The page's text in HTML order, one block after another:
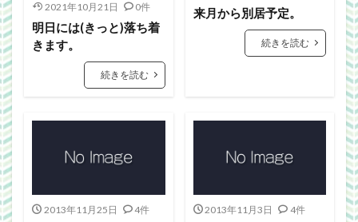
2021年10月21日
0件
明日には(きっと)落ち着
きます。
続きを読む
来月から別居予定。
続きを読む
2013年11月25日 4件 2013年11月3日 4件
佐川クオリティ 動画
口蹄疫
国政
日常生活
泣ける話
自作 警報